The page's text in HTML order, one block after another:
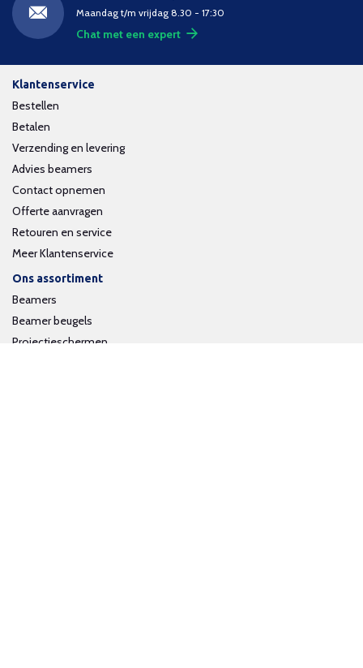
Maandag t/m vrijdag 8.30 - 17:30
Chat met een expert
Klantenservice
Bestellen
Betalen
Verzending en levering
Advies beamers
Contact opnemen
Offerte aanvragen
Retouren en service
Meer Klantenservice
Ons assortiment
Beamers
Beamer beugels
Projectieschermen